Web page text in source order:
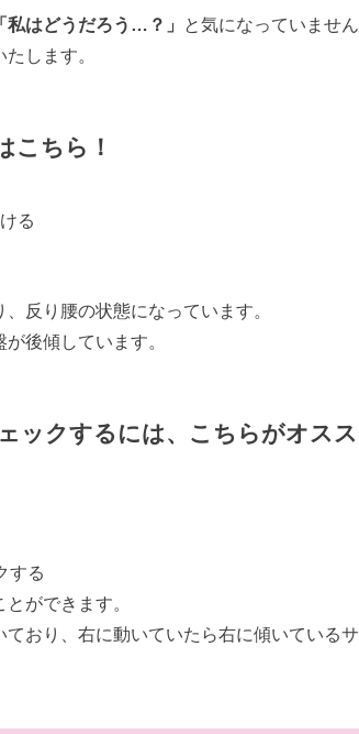
「私はどうだろう…？」
と気になっていません
します。
こちら！
る
反り腰の状態になっています。
後傾しています。
ックするには、こちらがオスス
する
ができます。
おり、右に動いていたら右に傾いているサ